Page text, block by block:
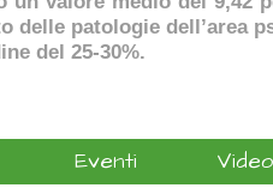
delle patologie dell’area
del 25-30%.
Eventi Video